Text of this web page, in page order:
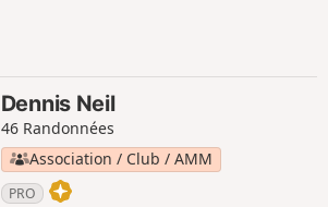
Dennis Neil
46 Randonnées
Association / Club / AMM
PRO